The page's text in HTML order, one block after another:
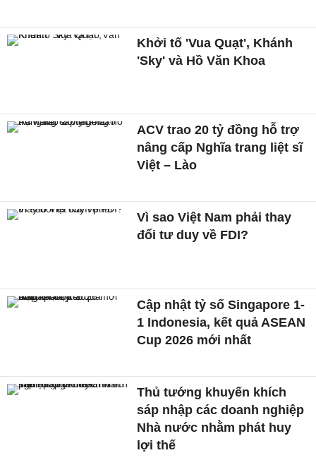
Khởi tố 'Vua Quạt', Khánh
'Sky' và Hồ Văn Khoa
ACV trao 20 tỷ đồng hỗ trợ
nâng cấp Nghĩa trang liệt sĩ
Việt – Lào
Vì sao Việt Nam phải thay
đổi tư duy về FDI?
Cập nhật tỷ số Singapore 1-
1 Indonesia, kết quả ASEAN
Cup 2026 mới nhất
Thủ tướng khuyến khích
sáp nhập các doanh nghiệp
Nhà nước nhằm phát huy
lợi thế